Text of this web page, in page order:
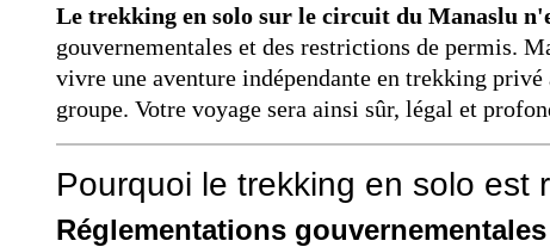
Le trekking en solo sur le circuit du Manaslu
gouvernementales et des restrictions de permis.
vivre une aventure indépendante en trekking
groupe. Votre voyage sera ainsi sûr, légal et
Pourquoi le trekking en solo est
Réglementations gouvernementales